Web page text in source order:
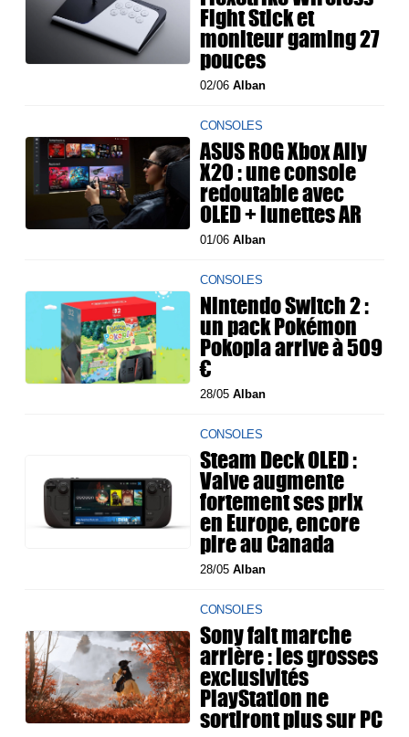
Fight Stick et
moniteur gaming 27
pouces
02/06Alban
CONSOLES
ASUS ROG Xbox Ally
X20 : une console
redoutable avec
OLED + lunettes AR
01/06Alban
CONSOLES
Nintendo Switch 2 :
un pack Pokémon
Pokopia arrive à 509
€
28/05Alban
CONSOLES
Steam Deck OLED :
Valve augmente
fortement ses prix
en Europe, encore
pire au Canada
28/05Alban
CONSOLES
Sony fait marche
arrière : les grosses
exclusivités
PlayStation ne
sortiront plus sur PC